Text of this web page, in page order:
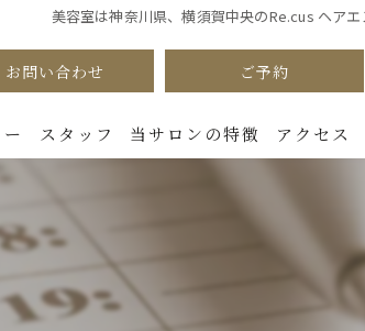
美容室は神奈川県、横須賀中央のRe.cus ヘア
お問い合わせ ご予約
スタッフ 当サロンの特徴
カット
アクセス